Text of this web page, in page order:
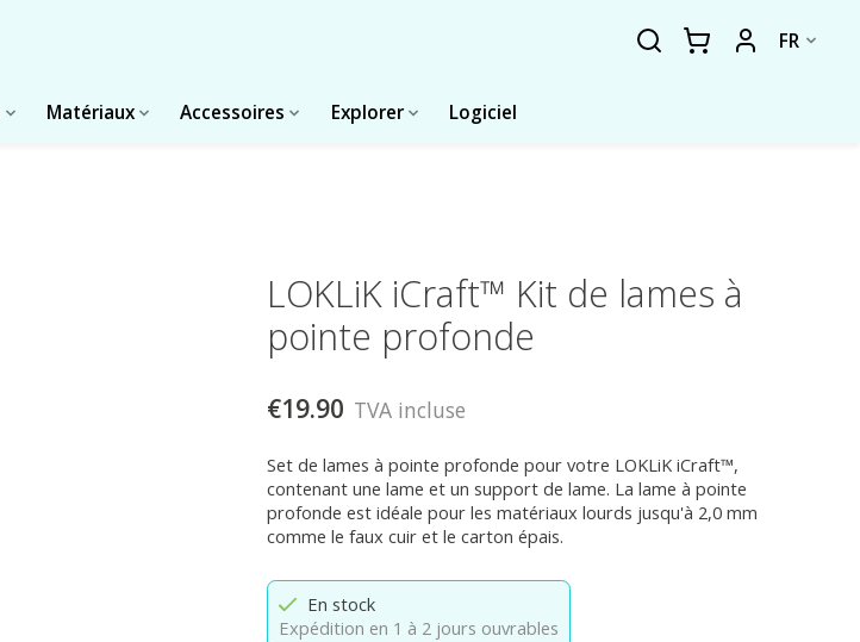
FR
Matériaux Accessoires Explorer Logiciel
LOKLiK iCraft™ Kit de lames à
pointe profonde
€19.90 TVA incluse
Set de lames à pointe profonde pour votre LOKLiK iCraft™,
contenant une lame et un support de lame. La lame à pointe
profonde est idéale pour les matériaux lourds jusqu'à 2,0 mm
comme le faux cuir et le carton épais.
En stock
Expédition en 1 à 2 jours ouvrables